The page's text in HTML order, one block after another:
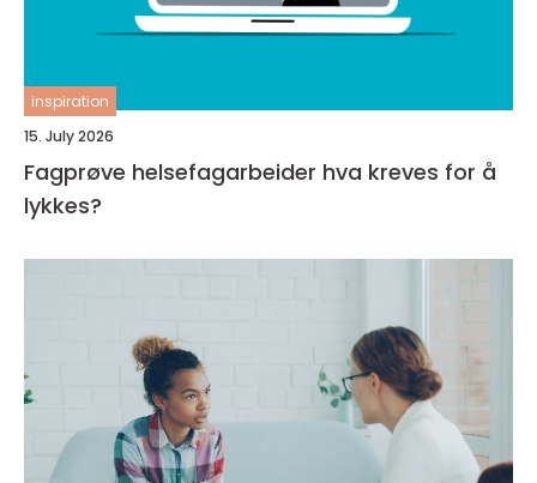
inspiration
15. July 2026
Fagprøve helsefagarbeider hva kreves for å
lykkes?